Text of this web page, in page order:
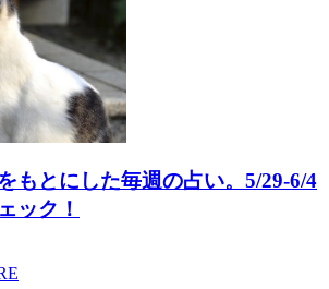
もとにした毎週の占い。5/29-6/4
ック！